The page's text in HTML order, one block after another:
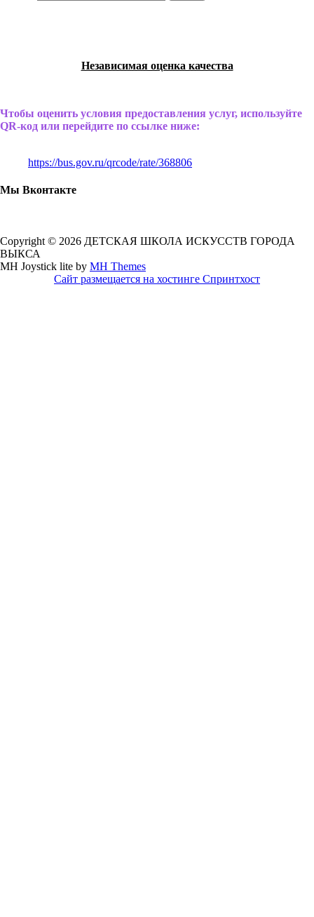
Независимая оценка качества
Чтобы оценить условия предоставления услуг, используйте
QR-код или перейдите по ссылке ниже:
https://bus.gov.ru/qrcode/rate/368806
Мы Вконтакте
Copyright © 2026 ДЕТСКАЯ ШКОЛА ИСКУССТВ ГОРОДА
ВЫКСА
MH Joystick lite by MH Themes
Сайт размещается на хостинге Спринтхост